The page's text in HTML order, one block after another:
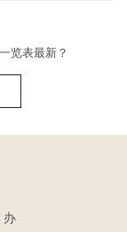
览表最新？